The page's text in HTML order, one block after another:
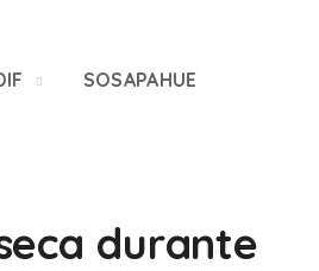
SOSAPAHUE
durante